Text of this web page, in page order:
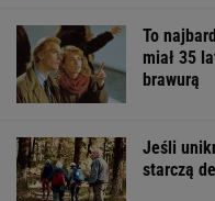
To
miał 35
brawurą
Jeśli
starczą